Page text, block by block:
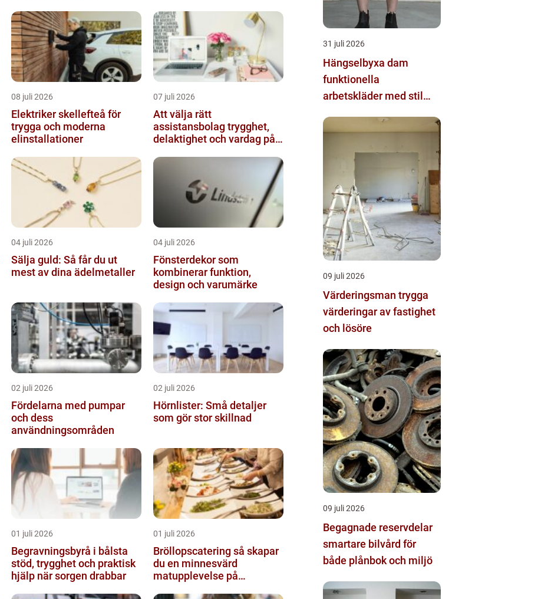
08 juli 2026
Elektriker skellefteå för
trygga och moderna
elinstallationer
07 juli 2026
Att välja rätt
assistansbolag trygghet,
delaktighet och vardag på
04 juli 2026
Sälja guld: Så får du ut
mest av dina ädelmetaller
04 juli 2026
Fönsterdekor som
kombinerar funktion,
design och varumärke
02 juli 2026
Fördelarna med pumpar
och dess
användningsområden
02 juli 2026
Hörnlister: Små detaljer
som gör stor skillnad
01 juli 2026
Begravningsbyrå i bålsta
stöd, trygghet och praktisk
hjälp när sorgen drabbar
01 juli 2026
Bröllopscatering så skapar
du en minnesvärd
matupplevelse på
31 juli 2026
Hängselbyxa dam
funktionella
arbetskläder med stil
09 juli 2026
Värderingsman trygga
värderingar av fastighet
och lösöre
09 juli 2026
Begagnade reservdelar
smartare bilvård för
både plånbok och miljö